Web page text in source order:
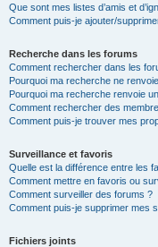
Que sont mes listes d’amis et
Comment puis-je ajouter/
Recherche dans les forums
Comment rechercher dans les
Pourquoi ma recherche ne
Pourquoi ma recherche renvoie
Comment rechercher des
Comment puis-je trouver mes
Surveillance et favoris
Quelle est la différence entre les
Comment mettre en favoris ou
Comment surveiller des forums ?
Comment puis-je supprimer mes
Fichiers joints